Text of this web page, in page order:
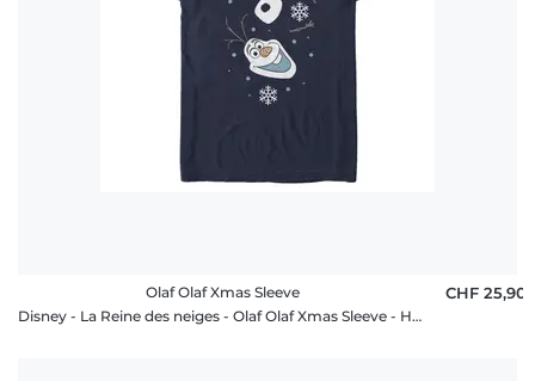
Olaf Olaf Xmas Sleeve
Disney - La Reine des neiges - Olaf Olaf Xmas Sleeve - Homme T-shirt
CHF 25,90